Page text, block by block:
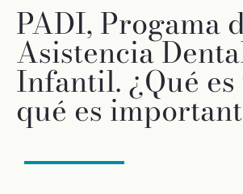
PADI, Progama
Asistencia
Infantil. ¿Qué
qué es